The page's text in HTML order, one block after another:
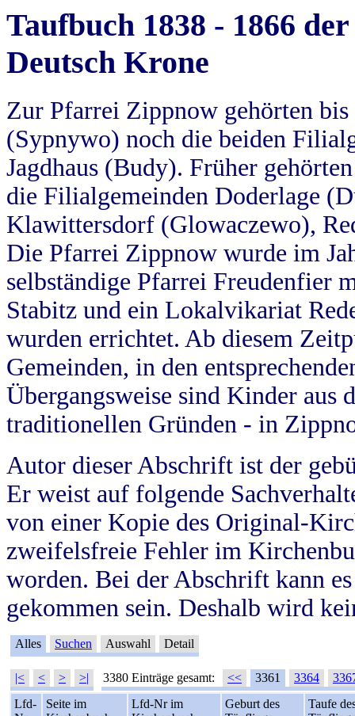
Taufbuch 1838 - 1866
Deutsch Krone
Zur Pfarrei Zippnow gehörten
(Sypnywo) noch die beiden
Jagdhaus (Budy). Früher
die Filialgemeinden Doderlage
Klawittersdorf (Glowaczewo),
Die Pfarrei Zippnow wurde im
selbständige Pfarrei Freudenfier
Stabitz und ein Lokalvikariat
wurden errichtet. Ab diesem
Gemeinden, in den
Übergangsweise sind Kinder aus
traditionellen Gründen - in
Autor dieser Abschrift ist der
Er weist auf folgende
von einer Kopie des Original-
zweifelsfreie Fehler im
worden. Bei der Abschrift kann
gekommen sein. Deshalb wird
Alles Suchen Auswahl Detail
|< < > >| 3380 Einträge gesamt: << 3361 3364
Lfd-
Seite im
Lfd-Nr im
Geburt des
Taufe